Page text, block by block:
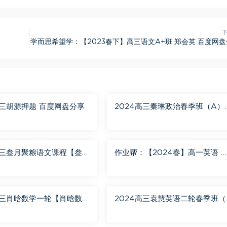
学而思希望学：【2023春下】高三语文A+班 郑会英 百度网盘
胡源押题 百度网盘分享
2024高三秦琳政治春季班（A）
叁月聚粮语文课程【叁
作业帮：【2024春】高一英语 古
肖晗数学一轮【肖晗数
2024高三袁慧英语二轮春季班（